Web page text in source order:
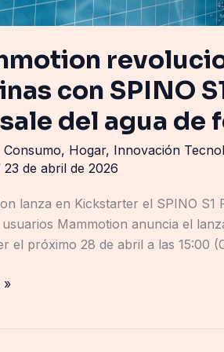
con SPINO
del agua de
Consumo, Hogar, Innovación
23 de abril de 2026
lanza en Kickstarter el SPINO
Mammotion anuncia el
el próximo 28 de abril a las 15:00
»